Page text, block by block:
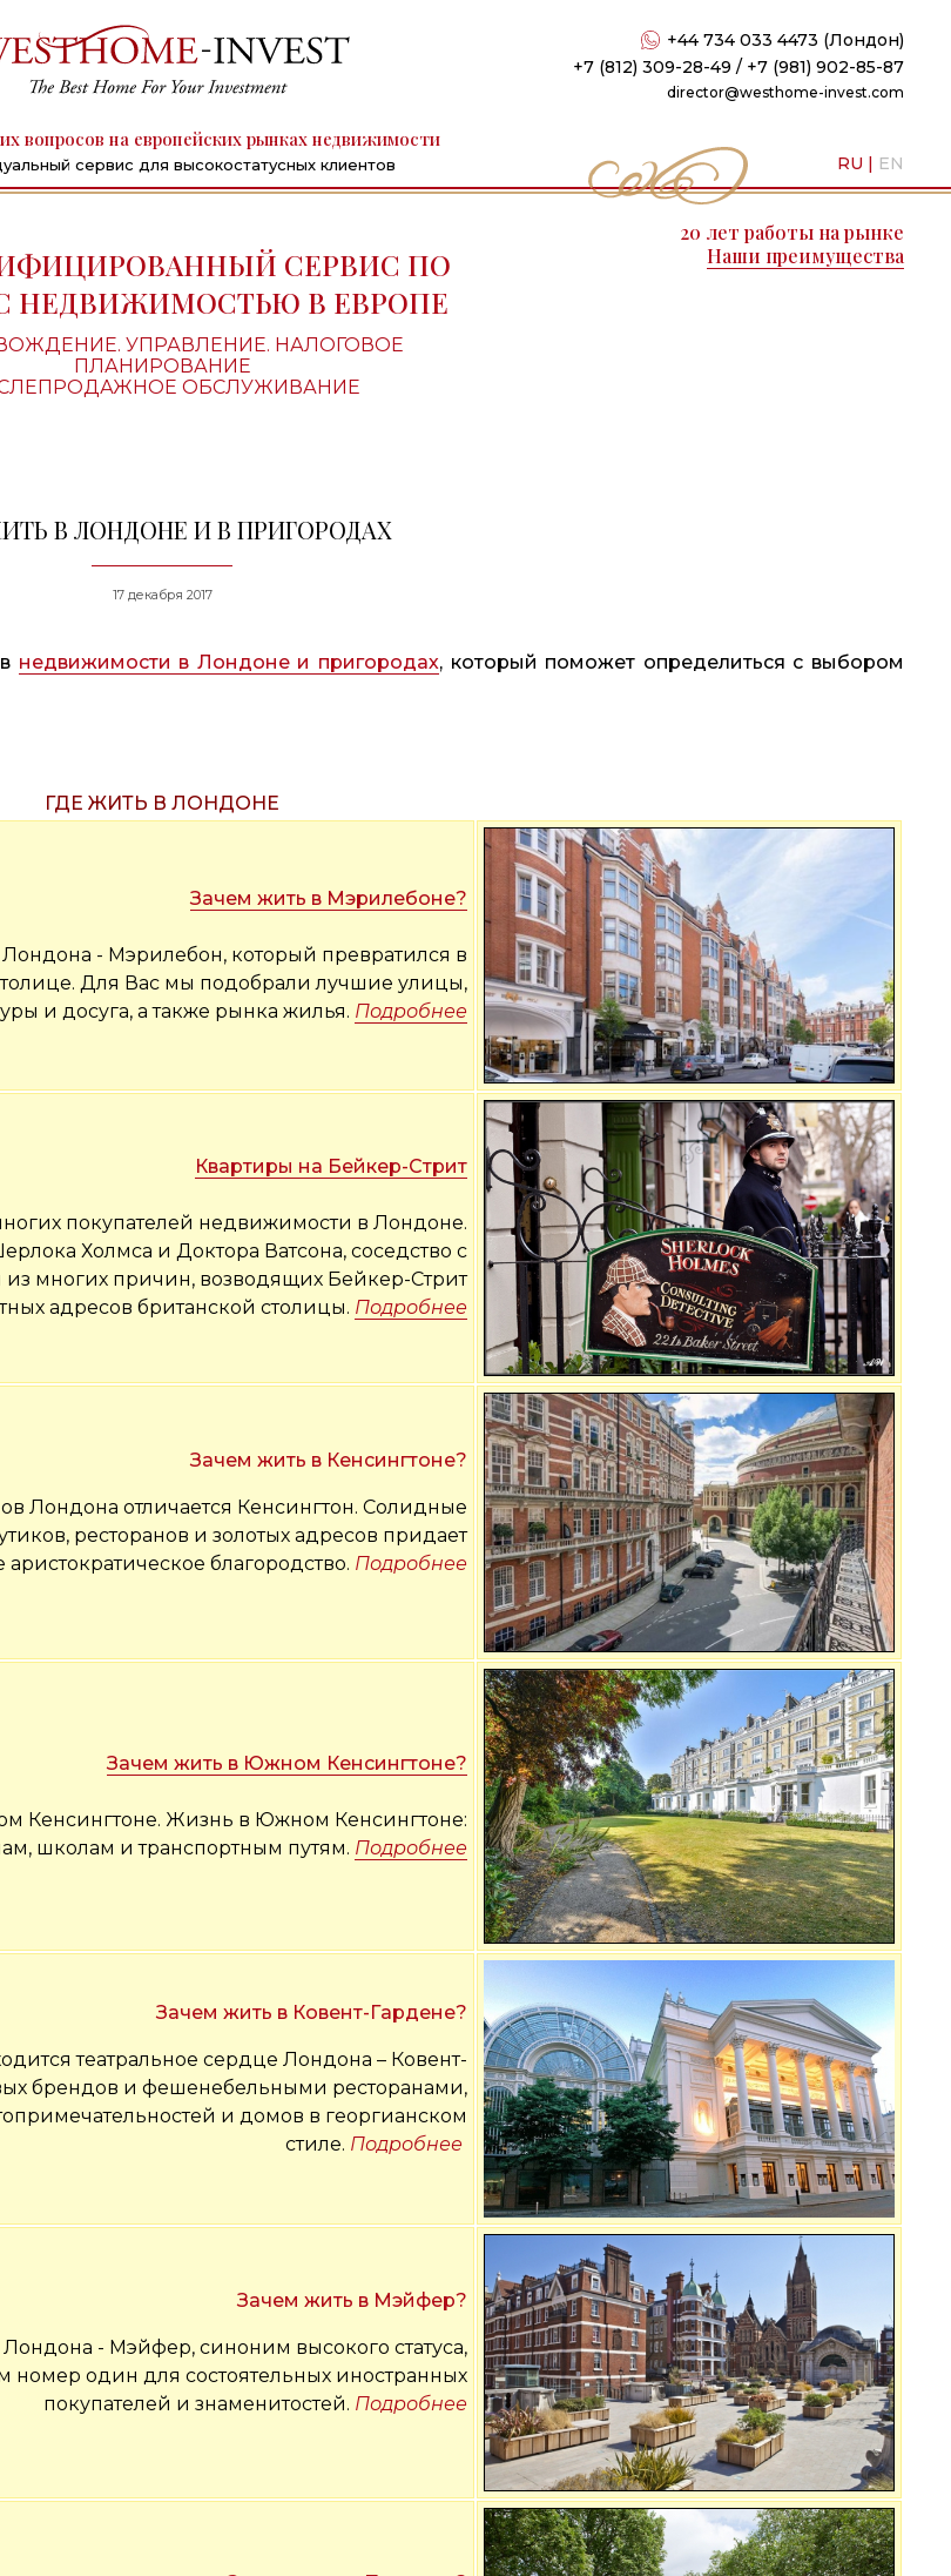
вопросов на европейских рынках недвижимости
сервис для высокостатусных клиентов
+44 734 033 4473 (Лондон)
+7 (812) 309-28-49 / +7 (981) 902-85-87
director@westhome-invest.com
RU | EN
СЕРВИС ПО
НЕДВИЖИМОСТЬЮ В ЕВРОПЕ
УПРАВЛЕНИЕ. НАЛОГОВОЕ
ПЛАНИРОВАНИЕ
ОБСЛУЖИВАНИЕ
20 лет работы на рынке
Наши преимущества
В ЛОНДОНЕ И В ПРИГОРОДАХ
17 декабря 2017
недвижимости в Лондоне и пригородах, который поможет определиться с выбором
ГДЕ ЖИТЬ В ЛОНДОНЕ
Зачем жить в Мэрилебоне?
- Мэрилебон, который превратился в
Для Вас мы подобрали лучшие улицы,
и досуга, а также рынка жилья. Подробнее
Квартиры на Бейкер-Стрит
покупателей недвижимости в Лондоне.
Холмса и Доктора Ватсона, соседство с
многих причин, возводящих Бейкер-Стрит
адресов британской столицы. Подробнее
Зачем жить в Кенсингтоне?
Лондона отличается Кенсингтон. Солидные
ресторанов и золотых адресов придает
благородство. Подробнее
Зачем жить в Южном Кенсингтоне?
Кенсингтоне. Жизнь в Южном Кенсингтоне:
школам и транспортным путям. Подробнее
Зачем жить в Ковент-Гардене?
театральное сердце Лондона – Ковент-
брендов и фешенебельными ресторанами,
и домов в георгианском
стиле. Подробнее
Зачем жить в Мэйфер?
- Мэйфер, синоним высокого статуса,
номер один для состоятельных иностранных
покупателей и знаменитостей. Подробнее